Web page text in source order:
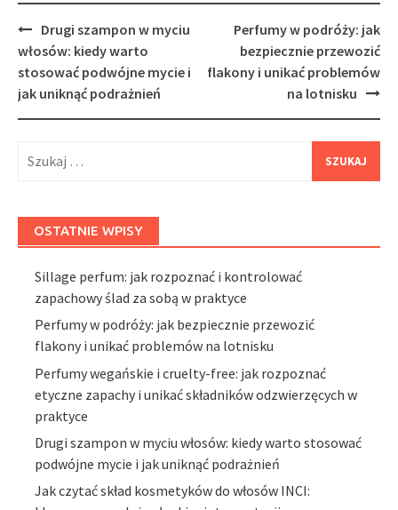
Post
navigation
Drugi szampon w myciu
włosów: kiedy warto
stosować podwójne mycie i
jak uniknąć podrażnień
Perfumy w podróży: jak
bezpiecznie przewozić
flakony i unikać problemów
na lotnisku
OSTATNIE WPISY
Sillage perfum: jak rozpoznać i kontrolować
zapachowy ślad za sobą w praktyce
Perfumy w podróży: jak bezpiecznie przewozić
flakony i unikać problemów na lotnisku
Perfumy wegańskie i cruelty-free: jak rozpoznać
etyczne zapachy i unikać składników odzwierzęcych w
praktyce
Drugi szampon w myciu włosów: kiedy warto stosować
podwójne mycie i jak uniknąć podrażnień
Jak czytać skład kosmetyków do włosów INCI: